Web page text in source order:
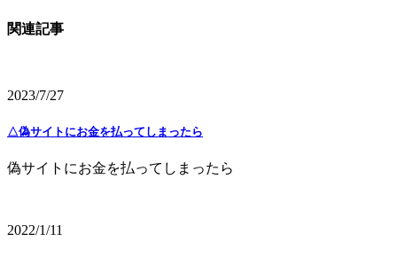
関連記事
2023/7/27
△偽サイトにお金を払ってしまったら
偽サイトにお金を払ってしまったら
2022/1/11